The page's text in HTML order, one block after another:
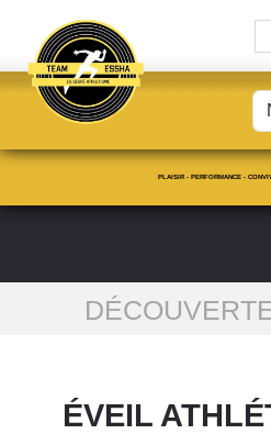
PLAISIR - PERFORMANCE -
ÉVEIL ATHLÉTIQUE [7*9 ans] &
ÉVEIL